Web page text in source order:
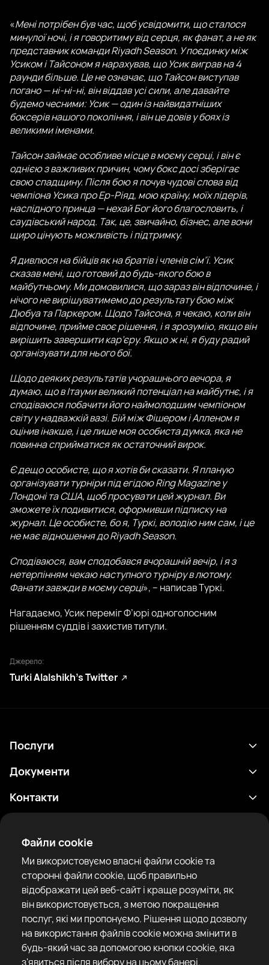
Файли cookie
Ми використовуємо власні файли cookie та
сторонні файли cookie, щоб правильно
відображати цей веб-сайт і краще розуміти, як
він використовується, з метою покращення
послуг, які ми пропонуємо. Рішення щодо дозволу
на використання файлів cookie можна змінити в
будь-який час за допомогою кнопки cookie, яка
з'явиться після вибору на цьому банері.
«Мені потрібен був час, щоб усвідомити, що сталося
минулої ночі, і я говоритиму від серця, як фанат, а не як
представник команди Riyadh Season. У поєдинку між
Усиком і Тайсоном я нарахував, що Усик виграв на 4
раунди більше. Це не означає, що Тайсон виступав
погано — ні-ні-ні, він віддав усі сили, але давайте
будемо чесними: Усик — один із найвидатніших
боксерів нашого покоління, і він це довів у боях із
великими іменами.
Тайсон займає особливе місце в моєму серці, і він є
однією з важливих причин, чому бокс досі зберігає
свою спадщину. Після бою я почув чудові слова від
чемпіона Усика про Ер-Ріяд, мою країну, моїх лідерів,
наслідного принца — нехай Бог його благословить, і
саудівський народ. Так, це, звичайно, бізнес, але вони
щиро цінують можливість і підтримку.
Я дивлюся на бійців як на братів і членів сім’ї. Усик
сказав мені, що готовий до будь-якого бою в
майбутньому. Ми домовилися, що зараз він відпочине, і
нічого не вирішуватимемо до результату бою між
Дюбуа та Паркером. Щодо Тайсона, я чекаю, коли він
відпочине, прийме своє рішення, і я зрозумію, якщо він
вирішить завершити кар’єру. Якщо ж ні, я буду радий
організувати для нього бої.
Щодо деяких результатів учорашнього вечора, я
думаю, що в Ітауми великий потенціал на майбутнє, і я
сподіваюся побачити його наймолодшим чемпіоном
світу у надважкій вазі. Бій між Фішером і Алленом я
оцінив інакше, і це лише моя особиста думка, яка не
повинна сприйматися як остаточний вирок.
Є дещо особисте, що я хотів би сказати. Я планую
організувати турніри під егідою Ring Magazine у
Лондоні та США, щоб просувати цей журнал. Ви
зможете їх подивитися, оформивши підписку на
журнал. Це особисте, бо я, Туркі, володію ним сам, і це
не має відношення до Riyadh Season.
Сподіваюся, вам сподобався вчорашній вечір, і я з
нетерпінням чекаю наступного турніру в лютому.
Фанати завжди в моєму серці», – написав Туркі.
Нагадаємо, Усик переміг Ф’юрі одноголосним
рішенням суддів і захистив титули.
Джерело:
Turki Alalshikh’s Twitter
RTF United service limited
6 Burrows court, Liverpool, United Kingdom
Послуги
Розклад
Рейтинги
Новини
Статті
Sparring Finder
Документи
Політика конфіденційності
Умови використання
Повідомлення про ризики
Правила спільноти
Контакти